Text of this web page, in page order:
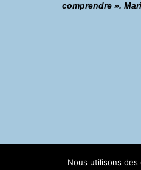
comprendre ».
©Catherine Montillot
Nous utilisons